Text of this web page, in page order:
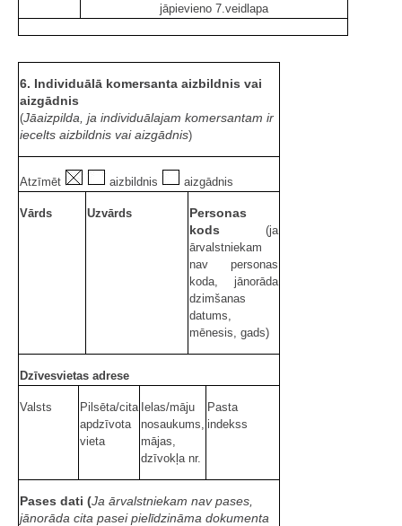
jāpievieno 7.veidlapa
6. Individuālā komersanta aizbildnis vai
aizgādnis
(Jāaizpilda, ja individuālajam komersantam ir
iecelts aizbildnis vai aizgādnis)
Atzīmēt aizbildnis aizgādnis
Vārds Uzvārds
Personas
kods (ja
ārvalstniekam
nav personas
koda, jānorāda
dzimšanas
datums,
mēnesis, gads)
Dzīvesvietas adrese
Valsts
Pilsēta/cita
apdzīvota
vieta
Ielas/māju
nosaukums,
mājas,
dzīvokļa nr.
Pasta
indekss
Pases dati (Ja ārvalstniekam nav pases,
jānorāda cita pasei pielīdzināma dokumenta